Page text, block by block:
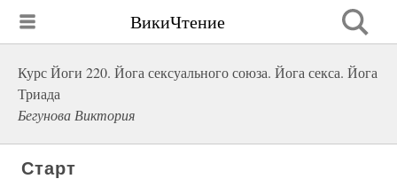
ВикиЧтение
Курс Йоги 220. Йога сексуального союза. Йога секса. Йога
Триада
Бегунова Виктория
Старт